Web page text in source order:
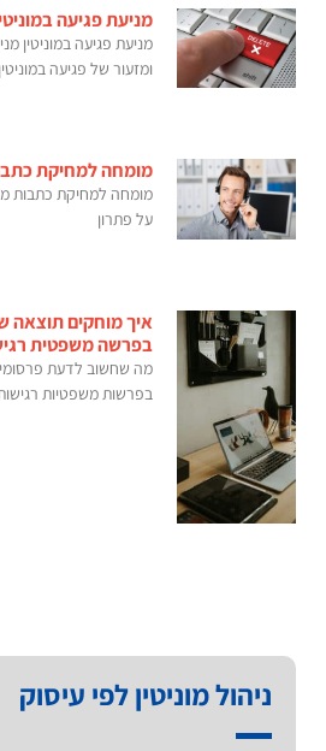
מניעת פגיעה
מניעת פגיעה במוניטין
ומזעור של פגיעה במוניטין
מומחה למחיקת
מומחה למחיקת כתבות
על פתרון
איך מוחקים תוצאה
בפרשה משפטית
מה שחשוב לדעת
בפרשות משפטיות
ניהול מוניטין לפי עיסוק